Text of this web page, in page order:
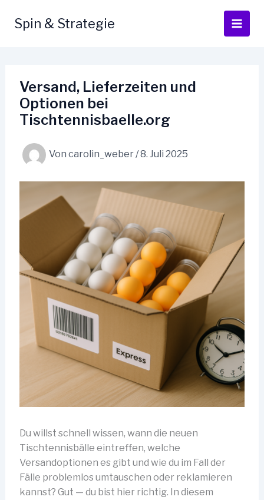
InhaltSpin & Strategie
Versand, Lieferzeiten und
Optionen bei
Tischtennisbaelle.org
Von carolin_weber/8. Juli 2025
Du willst schnell wissen, wann die neuen
Tischtennisbälle eintreffen, welche
Versandoptionen es gibt und wie du im Fall der
Fälle problemlos umtauschen oder reklamieren
kannst? Gut — du bist hier richtig. In diesem